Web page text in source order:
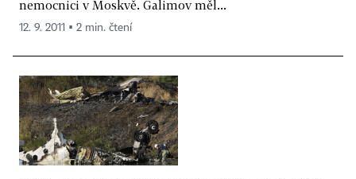
nemocnici v Moskvě. Galimov měl...
12. 9. 2011 ▪ 2 min. čtení